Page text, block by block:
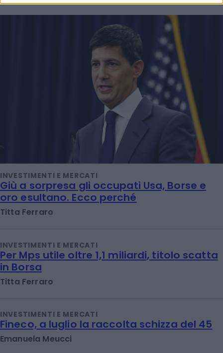
INVESTIMENTI E MERCATI
Giù a sorpresa gli occupati Usa, Borse e
oro esultano. Ecco perché
Titta Ferraro
INVESTIMENTI E MERCATI
Per Mps utile oltre 1,1 miliardi, titolo scatta
in Borsa
Titta Ferraro
INVESTIMENTI E MERCATI
Fineco, a luglio la raccolta schizza del 45
Emanuela Meucci